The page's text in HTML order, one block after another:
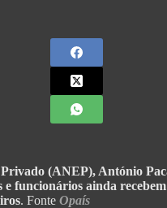
(ANEP), António
e funcionários ainda
. Fonte Opaís